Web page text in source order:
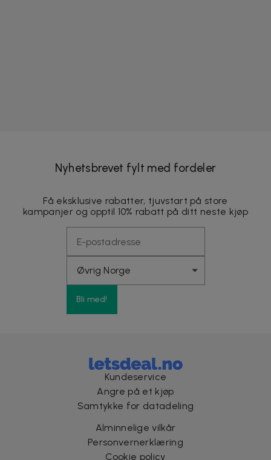
Nyhetsbrevet fylt med fordeler
Få eksklusive rabatter, tjuvstart på store
kampanjer og opptil 10% rabatt på ditt neste kjøp
Bli med!
Kundeservice
Angre på et kjøp
Samtykke for datadeling
Alminnelige vilkår
Personvernerklæring
Cookie policy